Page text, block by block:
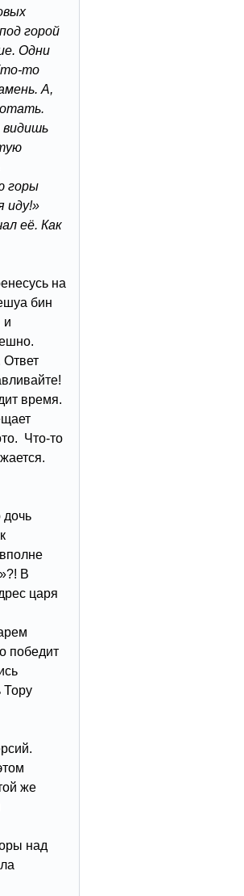
горой
Одни
то
А,
видишь
горы
иду!»
её. Как
на
бин
и
Ответ
время.
Что-то
дочь
В
царя
победит
Тору
же
над